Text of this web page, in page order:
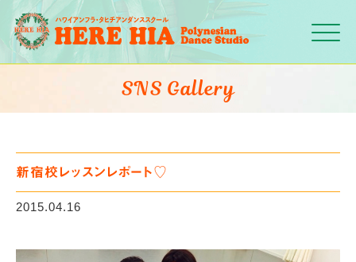
Click
SNS Gallery
新宿校レッスンレポート♡
2015.04.16